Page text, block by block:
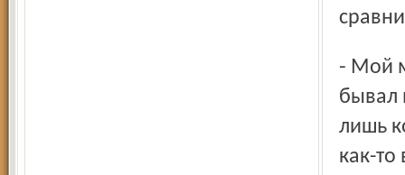
- Мой муж Леонид Александрович 16-летним юношей
бывал
лишь
как-